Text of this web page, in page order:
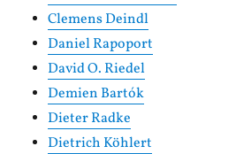
Clemens Deindl
Daniel Rapoport
David O. Riedel
Demien Bartók
Dieter Radke
Dietrich Köhlert